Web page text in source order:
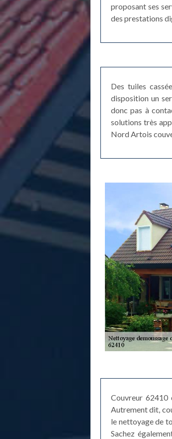
proposant ses
des prestations
Des tuiles
disposition un
donc pas à
solutions très
Nord Artois
Couvreur 62410
Autrement dit,
le nettoyage de
Sachez